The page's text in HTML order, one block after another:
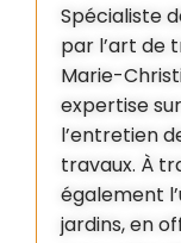
Spécialiste
par l’art de
Marie-
expertise
l’entretien
travaux. À
également
jardins, en